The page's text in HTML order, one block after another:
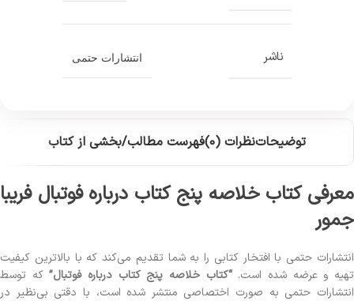
ناشر انتشارات حتمی
توضیحاتنظرات (0) فهرست مطالب/بخشی از کتاب
معرفی کتاب خلاصه پنج کتاب درباره فوتبال فریبا
جمور
انتشارات حتمی با افتخار کتابی را به شما تقدیم می‌کند که با بالاترین کیفیت
تهیه و عرضه شده است.“کتاب خلاصه پنج کتاب درباره فوتبال”که توسط
انتشارات حتمی به صورت اختصاصی منتشر شده است، با دقتی بی‌نظیر در